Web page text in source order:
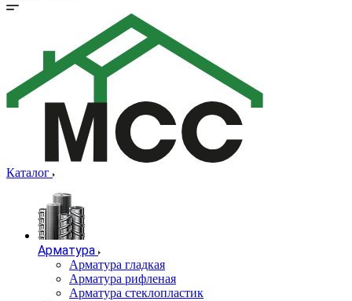
Каталог
Арматура
Арматура гладкая
Арматура рифленая
Арматура стеклопластик